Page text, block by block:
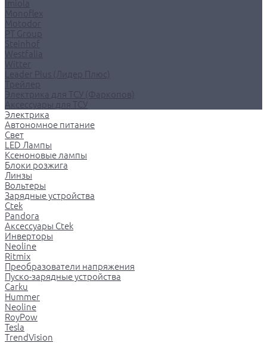
Imiola
Monoflex
Motodor
PT Group
Steinhof
Westfalia
Witter
Leader Plus (Лидер Плюс)
Трейлер
Электрика для ТСУ (Фаркопов)
Аксессуары для ТСУ
Электрика
Автономное питание
Свет
LED Лампы
Ксеноновые лампы
Блоки розжига
Линзы
Вольтеры
Зарядные устройства
Ctek
Pandora
Аксессуары Ctek
Инверторы
Neoline
Ritmix
Преобразователи напряжения
Пуско-зарядные устройства
Carku
Hummer
Neoline
RoyPow
Tesla
TrendVision